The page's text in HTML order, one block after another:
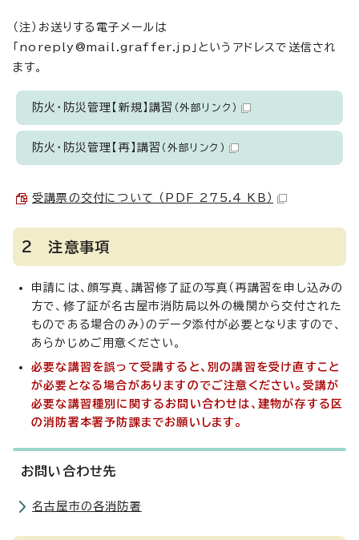
（注）お送りする電子メールは
「noreply@mail.graffer.jp」というアドレスで送信され
ます。
防火・防災管理【新規】講習 （外部リンク）
防火・防災管理【再】講習 （外部リンク）
受講票の交付について （PDF 275.4 KB）
2 注意事項
申請には、顔写真、講習修了証の写真（再講習を申し込みの
方で、修了証が名古屋市消防局以外の機関から交付された
ものである場合のみ）のデータ添付が必要となりますので、
あらかじめご用意ください。
必要な講習を誤って受講すると、別の講習を受け直すこと
が必要となる場合がありますのでご注意ください。 受講が
必要な講習種別に関するお問い合わせは、建物が存する区
の消防署本署予防課までお願いします。
お問い合わせ先
名古屋市の各消防署